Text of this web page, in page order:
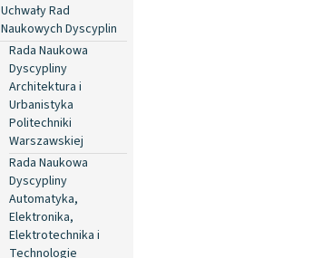
Uchwały Rad
Naukowych Dyscyplin
Rada Naukowa
Dyscypliny
Architektura i
Urbanistyka
Politechniki
Warszawskiej
Rada Naukowa
Dyscypliny
Automatyka,
Elektronika,
Elektrotechnika i
Technologie